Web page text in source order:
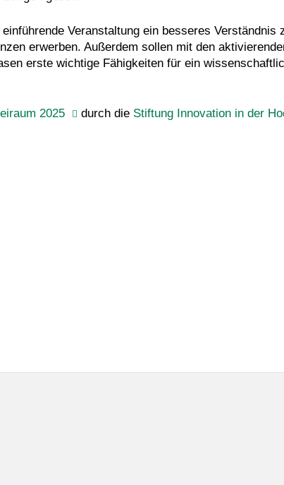
Veranstaltung ein besseres
erwerben. Außerdem sollen mit den
erste wichtige Fähigkeiten für ein
2025 durch die Stiftung Innovation in der